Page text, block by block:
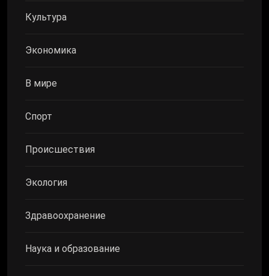
Культура
Экономика
В мире
Спорт
Происшествия
Экология
Здравоохранение
Наука и образование